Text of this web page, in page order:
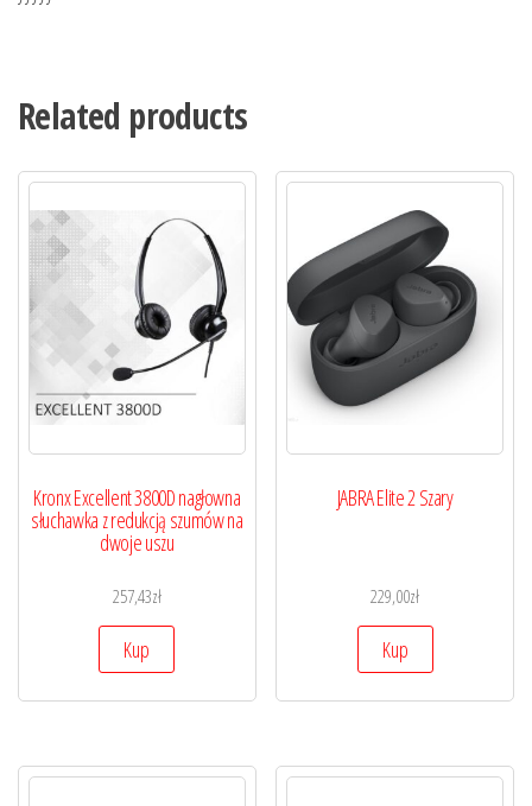
Related products
Kronx Excellent 3800D nagłowna
słuchawka z redukcją szumów na
dwoje uszu
257,43zł
Kup
JABRA Elite 2 Szary
229,00zł
Kup